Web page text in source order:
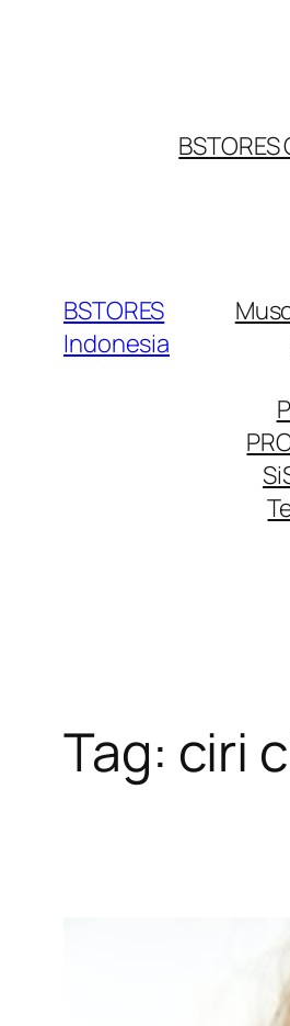
BSTORES
Indonesia
Tag: ciri